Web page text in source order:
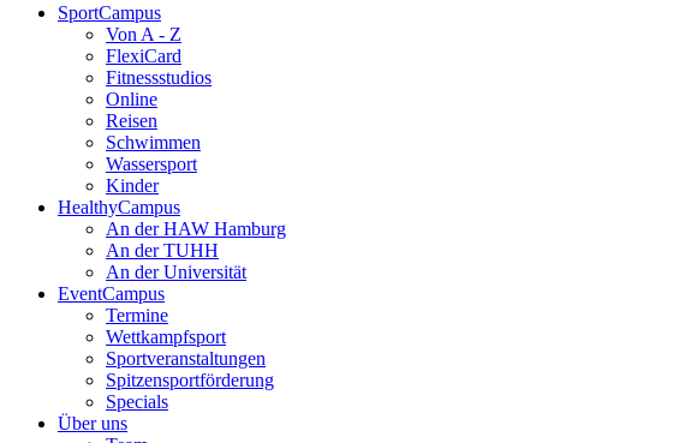
SportCampus
Von A - Z
FlexiCard
Fitnessstudios
Online
Reisen
Schwimmen
Wassersport
Kinder
HealthyCampus
An der HAW Hamburg
An der TUHH
An der Universität
EventCampus
Termine
Wettkampfsport
Sportveranstaltungen
Spitzensportförderung
Specials
Über uns